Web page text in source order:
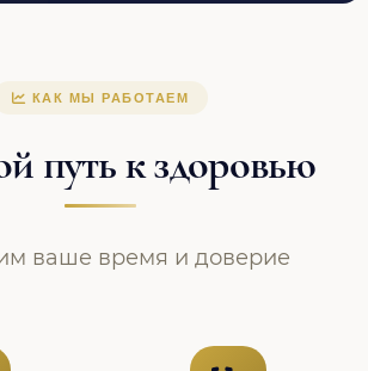
КАК МЫ РАБОТАЕМ
путь к здоровью
ваше время и доверие